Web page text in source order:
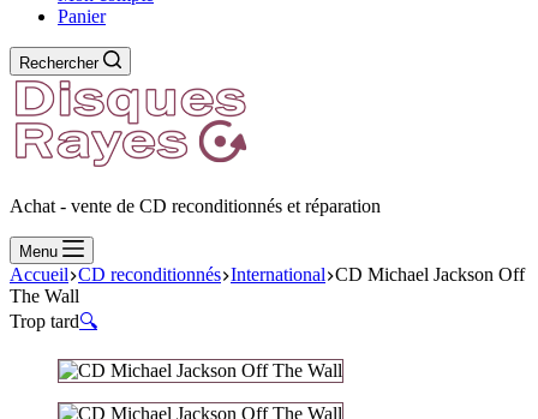
Panier
Rechercher
Achat - vente de CD reconditionnés et réparation
Menu
Accueil CD reconditionnés International CD Michael Jackson Off
The Wall
Trop tard🔍